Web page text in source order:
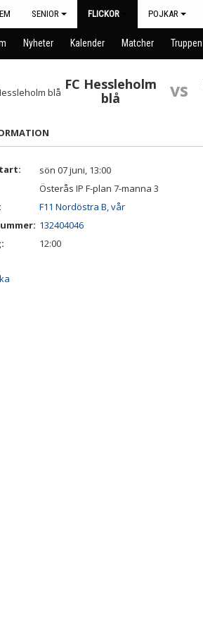
SENIOR FLICKOR POJKAR
Nyheter Kalender Matcher Truppen
FC Hessleholm
blå
vs
sön 07 juni, 13:00
Österås IP F-plan 7-manna 3
F11 Nordöstra B, vår
132404046
12:00